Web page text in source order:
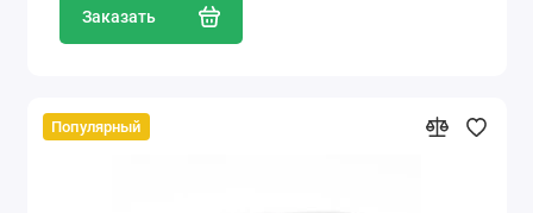
Заказать
Популярный